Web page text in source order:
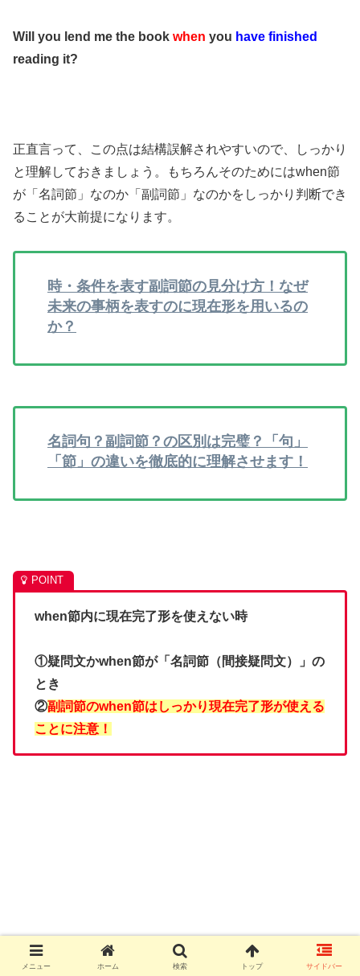
Will you lend me the book when you have finished
reading it?
正直言って、この点は結構誤解されやすいので、しっかり
と理解しておきましょう。もちろんそのためにはwhen節
が「名詞節」なのか「副詞節」なのかをしっかり判断でき
ることが大前提になります。
時・条件を表す副詞節の見分け方！なぜ
未来の事柄を表すのに現在形を用いるの
か？
名詞句？副詞節？の区別は完璧？「句」
「節」の違いを徹底的に理解させます！
when節内に現在完了形を使えない時
①疑問文かwhen節が「名詞節（間接疑問文）」の
とき
②副詞節のwhen節はしっかり現在完了形が使える
ことに注意！
メニュー ホーム 検索 トップ サイドバー